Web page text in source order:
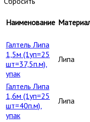
Наименование
Галтель Липа
1,5м (1уп=25
шт=37,5п.м),
упак
Липа
Галтель Липа
1,6м (1уп=25
шт=40п.м),
упак
Липа